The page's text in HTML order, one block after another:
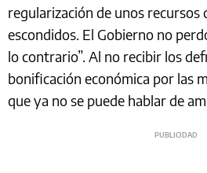
regularización de unos recursos
escondidos. El Gobierno no
lo contrario”. Al no recibir los
bonificación económica por las
que ya no se puede hablar de